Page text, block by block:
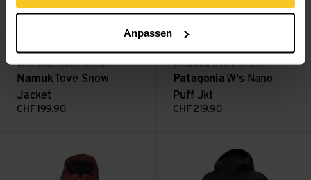
Anpassen
tittles: real red
blue marin
tittles: purple beans
Farbvarianten im Sale
NamukTove Snow
Jacket
CHF 199.90
berry figblue sage
brisk purple
talon gold
Farbvarianten im Sale
Patagonia W's Nano
Puff Jkt
CHF 219.90